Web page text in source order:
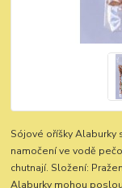
Sójové oříšky
namočení ve vodě
chutnají. Složení:
Alaburky mohou